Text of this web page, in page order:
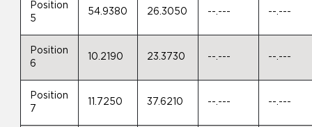
Position
5
54.9380 26.3050 --.--- --.---
Position
6
10.2190 23.3730 --.--- --.---
Position
7
11.7250 37.6210 --.--- --.---